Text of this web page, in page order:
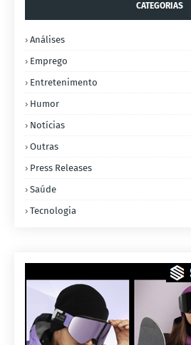
CATEGORIAS
Análises
Emprego
Entretenimento
Humor
Notícias
Outras
Press Releases
Saúde
Tecnologia